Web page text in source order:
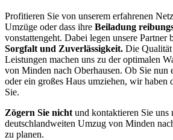
Profitieren Sie von unserem erfahrenen
Umzüge oder dass ihre Beiladung
vonstattengeht. Dabei legen unsere Partner
Sorgfalt und Zuverlässigkeit. Die Qualität
Leistungen machen uns zu der optimalen
von Minden nach Oberhausen. Ob Sie nun
oder ein großes Haus umziehen, wir haben
Sie.
Zögern Sie nicht und kontaktieren Sie uns
deutschlandweiten Umzug von Minden
zu planen.